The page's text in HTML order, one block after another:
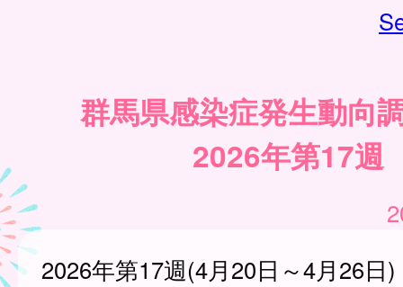
群馬県感染症発生動向
2026年第17週
2026年第17週(4月20日～4月26日)